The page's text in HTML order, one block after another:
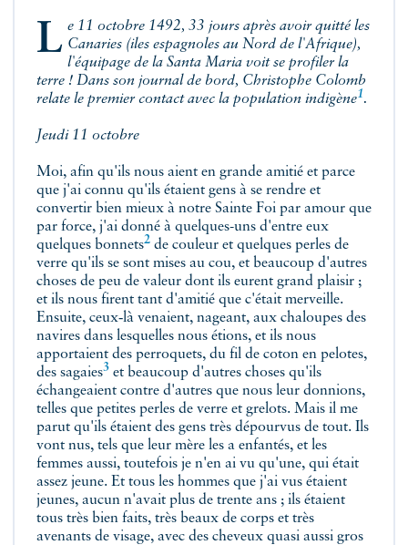
Le 11 octobre 1492, 33 jours après avoir quitté les Canaries (iles espagnoles au Nord de l'Afrique),
l'équipage de la Santa Mariavoit se profiler la
terre ! Dans son journal de bord, Christophe Colomb
relate le premier contact avec la population indigène1.
Jeudi 11 octobre
Moi, afin qu'ils nous aient en grande amitié et parce
que j'ai connu qu'ils étaient gens à se rendre et
convertir bien mieux à notre Sainte Foi par amour que
par force, j'ai donné à quelques-uns d'entre eux
quelques bonnets2 de couleur et quelques perles de
verre qu'ils se sont mises au cou, et beaucoup d'autres
choses de peu de valeur dont ils eurent grand plaisir ;
et ils nous firent tant d'amitié que c'était merveille.
Ensuite, ceux‑là venaient, nageant, aux chaloupes des
navires dans lesquelles nous étions, et ils nous
apportaient des perroquets, du fil de coton en pelotes,
des sagaies3 et beaucoup d'autres choses qu'ils
échangeaient contre d'autres que nous leur donnions,
telles que petites perles de verre et grelots. Mais il me
parut qu'ils étaient des gens très dépourvus de tout. Ils
vont nus, tels que leur mère les a enfantés, et les
femmes aussi, toutefois je n'en ai vu qu'une, qui était
assez jeune. Et tous les hommes que j'ai vus étaient
jeunes, aucun n'avait plus de trente ans ; ils étaient
tous très bien faits, très beaux de corps et très
avenants de visage, avec des cheveux quasi aussi gros